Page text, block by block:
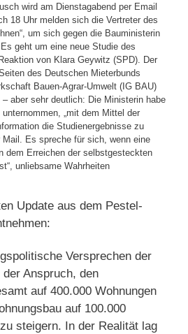
wird am Dienstagabend per Email
18 Uhr melden sich die Vertreter des
um sich gegen die Bauministerin
geht um eine neue Studie des
von Klara Geywitz (SPD). Der
des Deutschen Mieterbunds
Bauen-Agrar-Umwelt (IG BAU)
aber sehr deutlich: Die Ministerin habe
„mit dem Mittel der
die Studienergebnisse zu
Mail. Es spreche für sich, wenn eine
dem Erreichen der selbstgesteckten
unliebsame Wahrheiten
Update aus dem Pestel-
Versprechen der
Anspruch, den
auf 400.000 Wohnungen
auf 100.000
steigern. In der Realität lag